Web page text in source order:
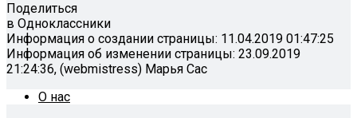
Поделиться
в Одноклассники
Информация о создании страницы: 11.04.2019 01:47:25
Информация об изменении страницы: 23.09.2019
21:24:36, (webmistress) Марья Сас
О нас